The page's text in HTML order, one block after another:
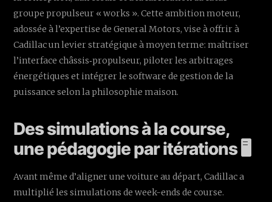
groupe propulseur « works ». Cette ambition moteur,
adossée à l’expertise de General Motors, vise à offrir à
Cadillac un levier stratégique à moyen terme: maîtriser
l’interface châssis‑propulseur, piloter les arbitrages
énergétiques et intégrer le software de gestion de la
puissance selon la philosophie maison.
Des simulations à la course,
une pédagogie par itérations 🖥️
Avant même d’aligner une voiture au départ, Cadillac a
multiplié les simulations de week-ends de course.